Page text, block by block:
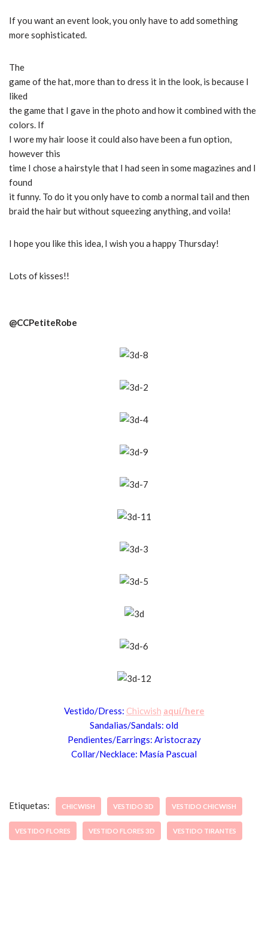
If you want an event look, you only have to add something
more sophisticated.
The
game of the hat, more than to dress it in the look, is because I
liked
the game that I gave in the photo and how it combined with the
colors. If
I wore my hair loose it could also have been a fun option,
however this
time I chose a hairstyle that I had seen in some magazines and I
found
it funny. To do it you only have to comb a normal tail and then
braid the hair but without squeezing anything, and voila!
I hope you like this idea, I wish you a happy Thursday!
Lots of kisses!!
@CCPetiteRobe
Vestido/Dress: Chicwish aquí/here
Sandalias/Sandals: old
Pendientes/Earrings: Aristocrazy
Collar/Necklace: Masía Pascual
Etiquetas: CHICWISH VESTIDO 3D VESTIDO CHICWISH
VESTIDO FLORES VESTIDO FLORES 3D VESTIDO TIRANTES